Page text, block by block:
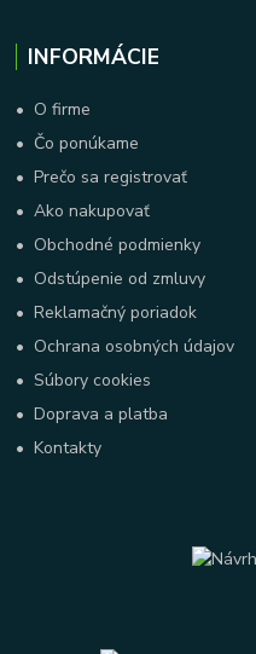
INFORMÁCIE
• O firme
• Čo ponúkame
•Prečo sa registrovať
•Ako nakupovať
• Obchodné podmienky
• Odstúpenie od zmluvy
•Reklamačný poriadok
• Ochrana osobných údajov
•Súbory cookies
•Doprava a platba
•Kontakty